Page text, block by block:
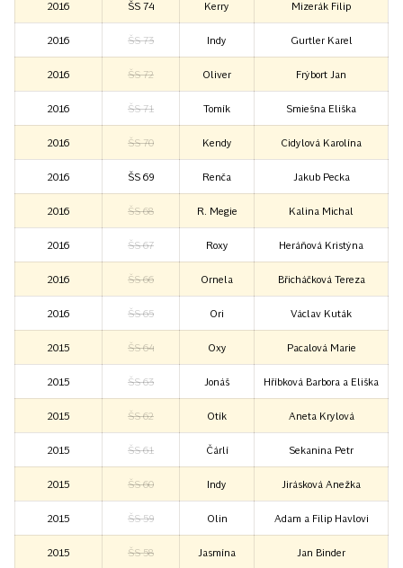
2016 ŠS 74 Kerry Mizerák Filip
2016 ŠS 73 Indy Gurtler Karel
2016 ŠS 72 Oliver Frýbort Jan
2016 ŠS 71 Tomík Smiešna Eliška
2016 ŠS 70 Kendy Cidylová Karolína
2016 ŠS 69 Renča Jakub Pecka
2016 ŠS 68 R. Megie Kalina Michal
2016 ŠS 67 Roxy Heráňová Kristýna
2016 ŠS 66 Ornela Břicháčková Tereza
2016 ŠS 65 Ori Václav Kuták
2015 ŠS 64 Oxy Pacalová Marie
2015 ŠS 63 Jonáš Hříbková Barbora a Eliška
2015 ŠS 62 Otík Aneta Krylová
2015 ŠS 61 Čárlí Sekanina Petr
2015 ŠS 60 Indy Jirásková Anežka
2015 ŠS 59 Olin Adam a Filip Havlovi
2015 ŠS 58 Jasmína Jan Binder